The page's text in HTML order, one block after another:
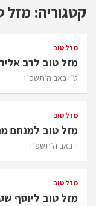
קטגוריה: מזל
מזל טוב
מזל טוב לרב
ט״ו באב ה׳תשפ״ו
מזל טוב
מזל טוב למנחם
י׳ באב ה׳תשפ״ו
מזל טוב
מזל טוב ליוסף